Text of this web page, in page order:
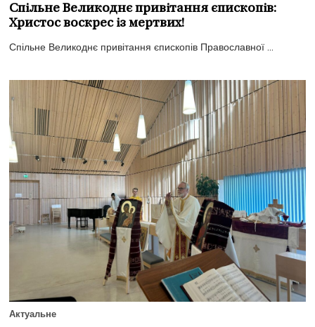
Спільне Великоднє привітання єпископів:
Христос воскрес із мертвих!
Спільне Великоднє привітання єпископів Православної ...
Актуальне